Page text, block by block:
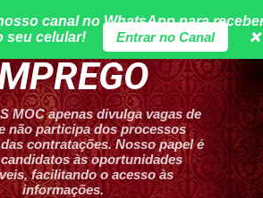
para o conteúdo principal
DE
MOC apenas divulga vagas de
não participa dos processos
contratações. Nosso papel é
às oportunidades
facilitando o acesso às
informações.
canal no WhatsApp para
seu celular!
Entrar no Canal ❌